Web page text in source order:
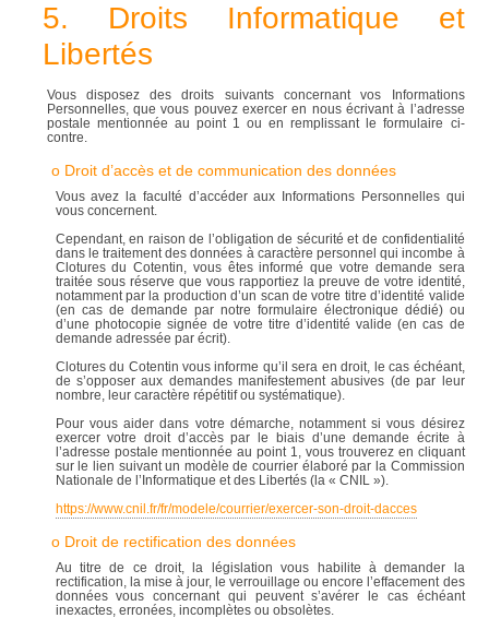
5. Droits Informatique et
Libertés
Vous disposez des droits suivants concernant vos Informations
Personnelles, que vous pouvez exercer en nous écrivant à l’adresse
postale mentionnée au point 1 ou en remplissant le formulaire ci-
contre.
o Droit d’accès et de communication des données
Vous avez la faculté d’accéder aux Informations Personnelles qui
vous concernent.
Cependant, en raison de l’obligation de sécurité et de confidentialité
dans le traitement des données à caractère personnel qui incombe à
Clotures du Cotentin, vous êtes informé que votre demande sera
traitée sous réserve que vous rapportiez la preuve de votre identité,
notamment par la production d’un scan de votre titre d’identité valide
(en cas de demande par notre formulaire électronique dédié) ou
d’une photocopie signée de votre titre d’identité valide (en cas de
demande adressée par écrit).
Clotures du Cotentin vous informe qu’il sera en droit, le cas échéant,
de s’opposer aux demandes manifestement abusives (de par leur
nombre, leur caractère répétitif ou systématique).
Pour vous aider dans votre démarche, notamment si vous désirez
exercer votre droit d’accès par le biais d’une demande écrite à
l’adresse postale mentionnée au point 1, vous trouverez en cliquant
sur le lien suivant un modèle de courrier élaboré par la Commission
Nationale de l’Informatique et des Libertés (la « CNIL »).
https://www.cnil.fr/fr/modele/courrier/exercer-son-droit-dacces
o Droit de rectification des données
Au titre de ce droit, la législation vous habilite à demander la
rectification, la mise à jour, le verrouillage ou encore l’effacement des
données vous concernant qui peuvent s’avérer le cas échéant
inexactes, erronées, incomplètes ou obsolètes.